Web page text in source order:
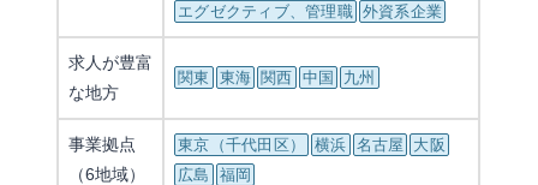
エグゼクティブ、管理職 外資系企業
求人が豊富
な地方
関東 東海 関西 中国 九州
事業拠点
（6地域）
東京（千代田区） 横浜 名古屋
大阪
広島
福岡